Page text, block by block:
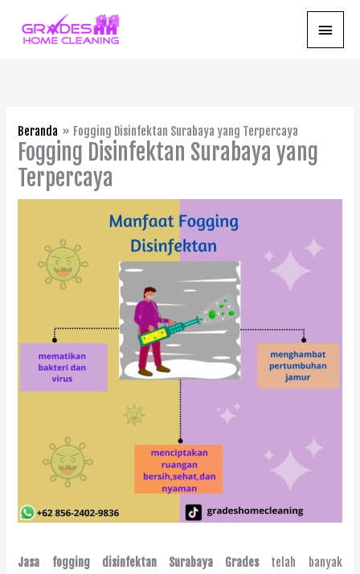
Menu
Beranda Fogging Disinfektan Surabaya yang Terpercaya
Fogging Disinfektan Surabaya yang
Terpercaya
Jasa fogging disinfektan Surabaya Grades telah banyak